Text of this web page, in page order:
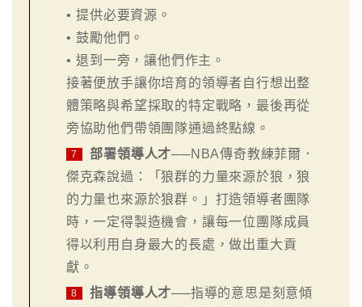
• 提供必要資源。
• 鼓勵他們。
• 退到一旁，讓他們作主。
接著便放手讓你培育的領導者自行想出整
體策略與希望採取的特定戰略，最後再從
旁協助他們帶領團隊通過終點線。
7 部署領導人才──NBA傳奇教練菲爾．
傑克森說過：「狼群的力量來源於狼，狼
的力量也來源於狼群。」打造領導者團隊
時，一定得製造機會，讓每一位團隊成員
得以利用自身最大的長處，做出重大貢
獻。
8 指導領導人才──指導的意思是刻意傾